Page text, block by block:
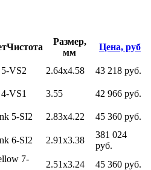
Чистота
Размер,
мм
Цена, руб
5-VS2 2.64x4.58 43 218 руб.
4-VS1 3.55 42 966 руб.
5-SI2 2.83x4.22 45 360 руб.
6-SI2 2.91x3.38
381 024
руб.
7-
2.51x3.24 45 360 руб.